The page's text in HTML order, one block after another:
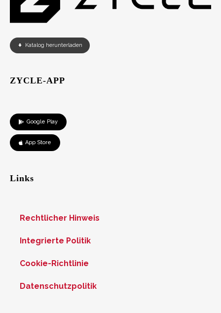
Katalog herunterladen
ZYCLE-APP
Google Play
App Store
Links
Rechtlicher Hinweis
Integrierte Politik
Cookie-Richtlinie
Datenschutzpolitik